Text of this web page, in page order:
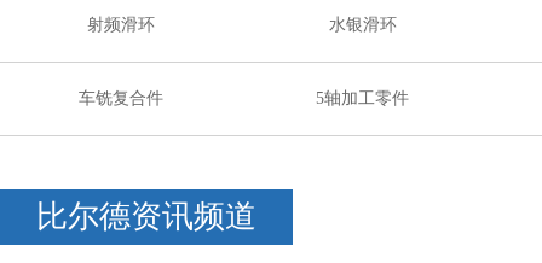
射频滑环 水银滑环
车铣复合件 5轴加工零件
比尔德资讯频道